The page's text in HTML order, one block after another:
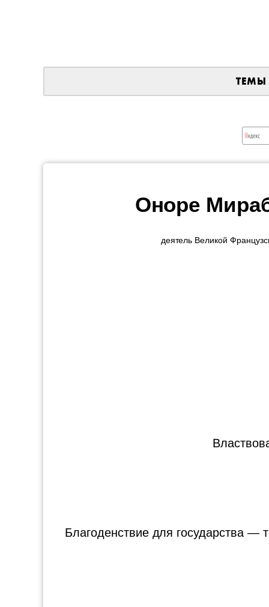
ТЕМЫ
Оноре
деятель Великой
Благоденствие для государства —